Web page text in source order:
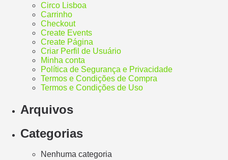
Circo Lisboa
Carrinho
Checkout
Create Events
Create Página
Criar Perfil de Usuário
Minha conta
Política de Segurança e Privacidade
Termos e Condições de Compra
Termos e Condições de Uso
Arquivos
Categorias
Nenhuma categoria